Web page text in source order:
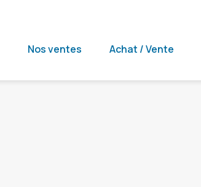
Nos ventes Achat / Vente